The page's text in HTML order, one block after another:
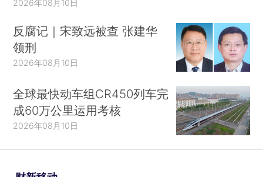
2026年08月10日
反腐记｜宋致远被查 张建华
领刑
2026年08月10日
全球最快动车组CR450列车完
成60万公里运用考核
2026年08月10日